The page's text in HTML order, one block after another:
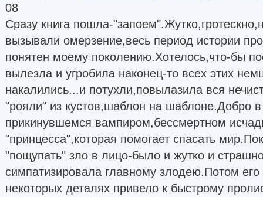
08
Сразу книга пошла-
вызывали омерзение,весь период истории
понятен моему поколению.Хотелось,что-бы
вылезла и угробила наконец-то всех этих
накалились...и потухли,повылазила вся
"рояли" из кустов,шаблон на шаблоне.Добро
прикинувшемся вампиром,бессмертном
"принцесса",которая помогает спасать
"пощупать" зло в лицо-было и жутко и
симпатизировала главному злодею.Потом его
некоторых деталях привело к быстрому